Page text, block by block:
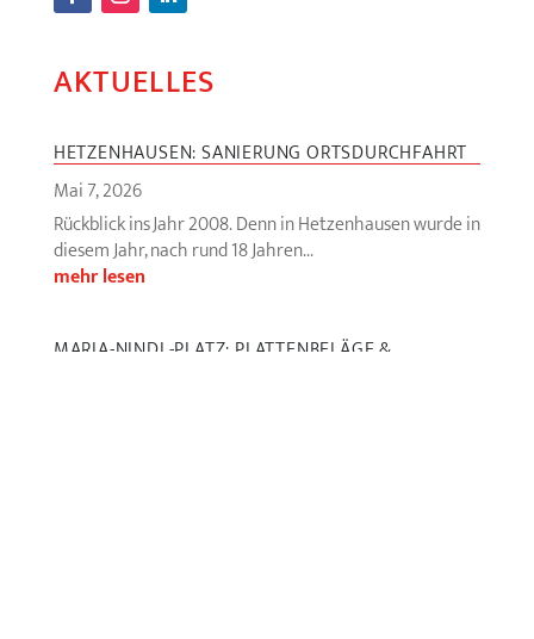
AKTUELLES
HETZENHAUSEN: SANIERUNG ORTSDURCHFAHRT
Mai 7, 2026
Rückblick ins Jahr 2008. Denn in Hetzenhausen wurde in
diesem Jahr, nach rund 18 Jahren...
mehr lesen
MARIA-NINDL-PLATZ: PLATTENBELÄGE &